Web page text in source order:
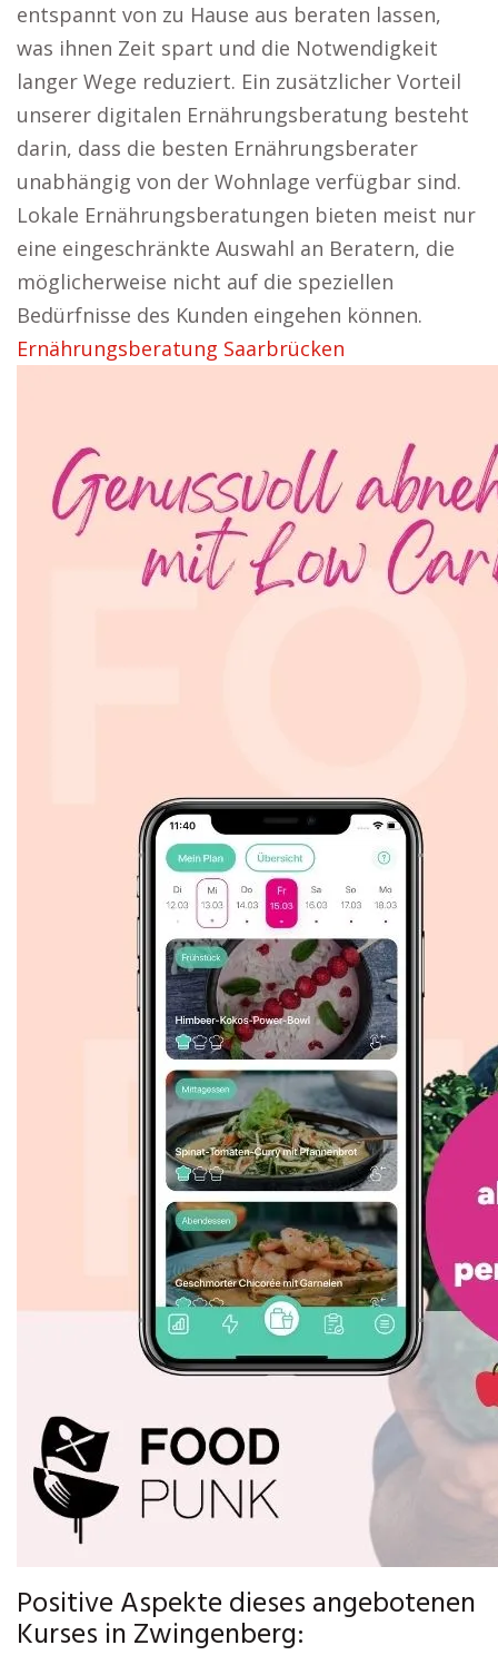
entspannt von zu Hause aus beraten lassen,
was ihnen Zeit spart und die Notwendigkeit
langer Wege reduziert. Ein zusätzlicher Vorteil
unserer digitalen Ernährungsberatung besteht
darin, dass die besten Ernährungsberater
unabhängig von der Wohnlage verfügbar sind.
Lokale Ernährungsberatungen bieten meist nur
eine eingeschränkte Auswahl an Beratern, die
möglicherweise nicht auf die speziellen
Bedürfnisse des Kunden eingehen können.
Ernährungsberatung Saarbrücken
Positive Aspekte dieses angebotenen
Kurses in Zwingenberg: